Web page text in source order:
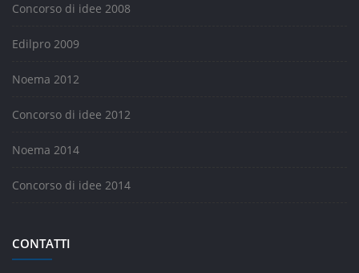
Concorso di idee 2008
Edilpro 2009
Noema 2012
Concorso di idee 2012
Noema 2014
Concorso di idee 2014
CONTATTI